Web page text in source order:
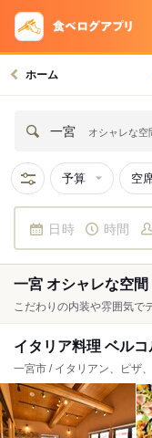
ホーム
一宮 オシャレな空
予算 空
日時 時間
一宮 オシャレな空間
こだわりの内装や雰囲気で
イタリア料理 ベルコ
一宮市 / イタリアン、ピザ